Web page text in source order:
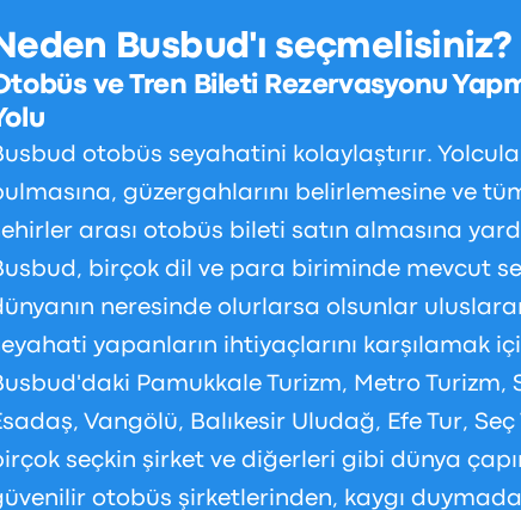
Busbud'ı seçmelisiniz?
ve Tren Bileti Rezervasyonu
otobüs seyahatini kolaylaştırır.
güzergahlarını belirlemesine ve
arası otobüs bileti satın almasına
birçok dil ve para biriminde mevcut
neresinde olurlarsa olsunlar
yapanların ihtiyaçlarını karşılamak
Pamukkale Turizm, Metro Turizm,
Vangölü, Balıkesir Uludağ, Efe Tur,
seçkin şirket ve diğerleri gibi dünya
otobüs şirketlerinden, kaygı